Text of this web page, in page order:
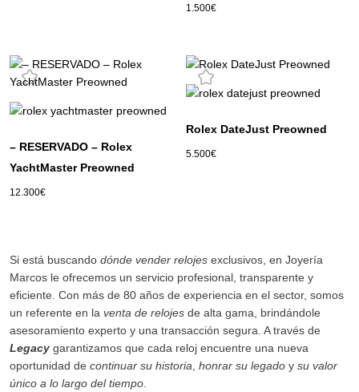
1.500€
– RESERVADO – Rolex
YachtMaster Preowned
12.300€
Rolex DateJust Preowned
5.500€
Si está buscando dónde vender relojes exclusivos, en Joyería
Marcos le ofrecemos un servicio profesional, transparente y
eficiente. Con más de 80 años de experiencia en el sector, somos
un referente en la venta de relojes de alta gama, brindándole
asesoramiento experto y una transacción segura. A través de
Legacy garantizamos que cada reloj encuentre una nueva
oportunidad de continuar su historia honrar su legado y su valor
único a lo largo del tiempo